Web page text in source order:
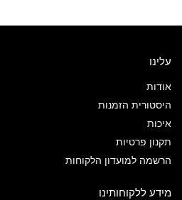
עלינו
אודות
היסטורית הזמנות
איכות
תקנון פרטיות
הרשמה למועדון הלקוחות
מידע ללקוחותינו